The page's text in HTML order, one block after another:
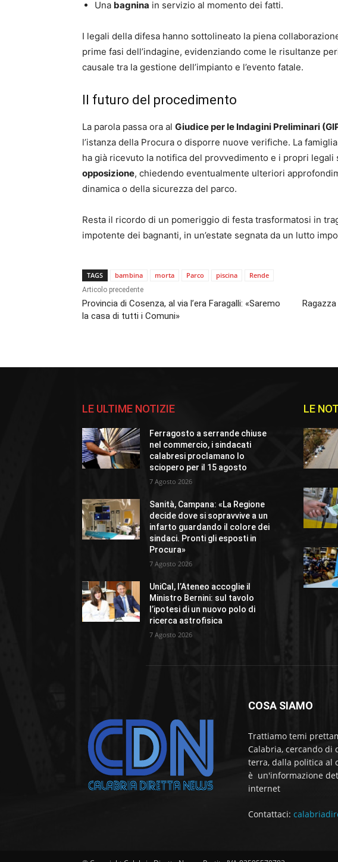
Una bagnina in servizio al momento dei fatti.
I legali della difesa hanno sottolineato la piena
prime fasi dell’indagine, evidenziando come le risultanze
causale tra la gestione dell’impianto e l’evento fatale.
Il futuro del procedimento
La parola passa ora al Giudice per le Indagini Preliminari
l’istanza della Procura o disporre nuove verifiche. La
ha già ricevuto la notifica del provvedimento e i propri legali
opposizione, chiedendo eventualmente ulteriori
dinamica o della sicurezza del parco.
Resta il ricordo di un pomeriggio di festa trasformatosi in
impotente dei bagnanti, in un’estate segnata da un lutto
TAGS bambina morta Parco piscina Rende
Articolo precedente
Provincia di Cosenza, al via l’era Faragalli: «Saremo
la casa di tutti i Comuni»
LE ULTIME NOTIZIE
Ferragosto a serrande chiuse
nel commercio, i sindacati
calabresi proclamano lo
sciopero per il 15 agosto
7 Agosto 2026
Sanità, Campana: «La Regione
decide dove si sopravvive a un
infarto guardando il colore dei
sindaci. Pronti gli esposti in
Procura»
7 Agosto 2026
UniCal, l’Ateneo accoglie il
Ministro Bernini: sul tavolo
l’ipotesi di un nuovo polo di
ricerca astrofisica
7 Agosto 2026
LE
COSA SIAMO
Trattiamo temi
Calabria, cercando di
terra, dalla politica al
è un'informazione
internet
Contattaci: